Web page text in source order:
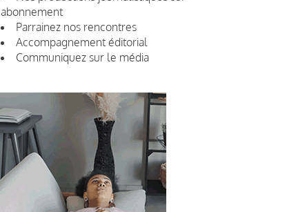
abonnement
Parrainez nos rencontres
Accompagnement éditorial
Communiquez sur le média